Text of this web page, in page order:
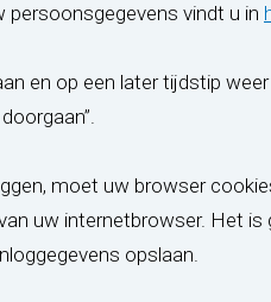
persoonsgegevens vindt u in
en op een later tijdstip
moet uw browser
uw internetbrowser. Het
opslaan.